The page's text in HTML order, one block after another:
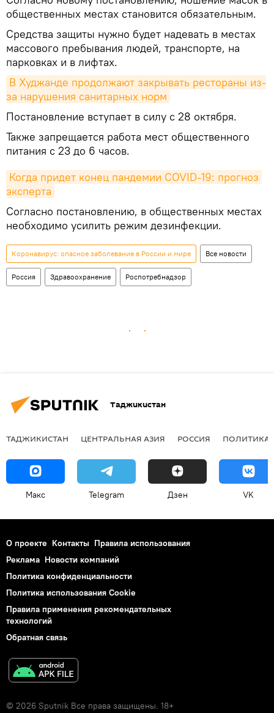
общественных местах становится обязательным.
Средства защиты нужно будет надевать в местах
массового пребывания людей, транспорте, на
парковках и в лифтах.
В Худжанде продолжают закрывать рестораны из-
за нарушения санитарных норм
Постановление вступает в силу с 28 октября.
Также запрещается работа мест общественного
питания с 23 до 6 часов.
Когда придет конец пандемии COVID-19: прогноз
эксперта
Согласно постановлению, в общественных местах
необходимо усилить режим дезинфекции.
Коронавирус: опасное заболевание в России и мире Все новости
Россия Здравоохранение Роспотребнадзор
Таджикистан
ТАДЖИКИСТАН ЦЕНТРАЛЬНАЯ АЗИЯ РОССИЯ ПОЛИТИКА
Макс Telegram Дзен VK
О проекте Контакты Правила использования
Реклама Новости компаний
Политика конфиденциальности
Политика использования Cookie
Правила применения рекомендательных
технологий
Обратная связь
© 2026 Sputnik Все права защищены. 18+